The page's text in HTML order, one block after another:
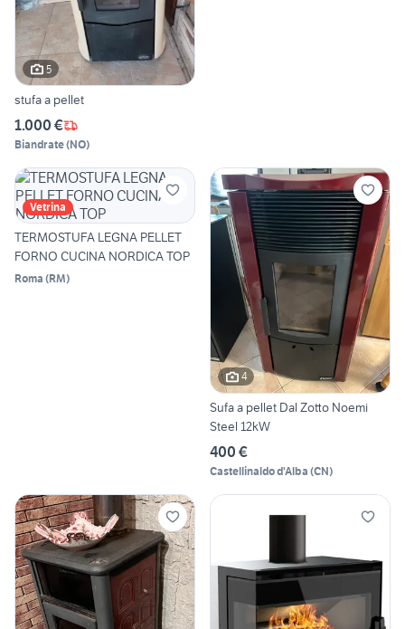
5
stufa a pellet
1.000 €
Biandrate(NO)
Vetrina
TERMOSTUFA LEGNA PELLET
FORNO CUCINA NORDICA TOP
Roma (RM)
4
Sufa a pellet Dal Zotto Noemi
Steel 12kW
400 €
Castellinaldo d'Alba (CN)